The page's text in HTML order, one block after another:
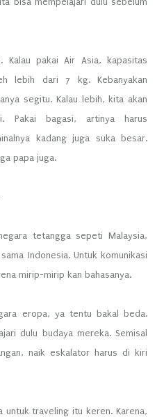
Kalau pakai Air Asia, kapasitas
lebih dari 7 kg. Kebanyakan
segitu. Kalau lebih, kita akan
Pakai bagasi, artinya harus
kadang juga suka besar.
papa juga.
tetangga sepeti Malaysia,
Indonesia. Untuk komunikasi
mirip-mirip kan bahasanya.
eropa, ya tentu bakal beda.
dulu budaya mereka. Semisal
naik eskalator harus di kiri
untuk traveling itu keren. Karena,